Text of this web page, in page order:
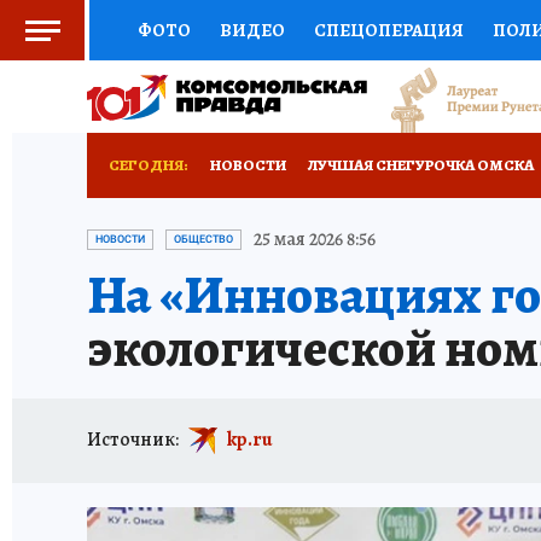
ФОТО ВИДЕО СПЕЦОПЕРАЦИЯ
СОЦПОДДЕРЖКА НАУКА СПОРТ
ТЕСТЫ
СЕГОДНЯ: НОВОСТИ ЛУЧШАЯ СНЕГУРОЧКА ОМСКА
ПРОИСШЕСТВИЯ АФИША
НОВОСТИ ОБЩЕСТВО 25 мая 2026 8:56
На «Инновациях
экологической
Источник: kp.ru